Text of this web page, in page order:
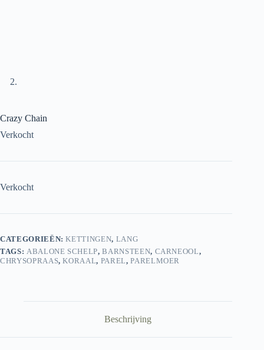
Crazy Chain
Verkocht
Verkocht
CATEGORIEËN:KETTINGEN, LANG
TAGS: ABALONE SCHELP,BARNSTEEN, CARNEOOL,
CHRYSOPRAAS,KORAAL, PAREL,PARELMOER
Beschrijving